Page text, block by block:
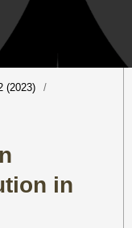
(2023)
/
in